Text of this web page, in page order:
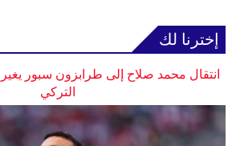
إخترنا لك
انتقال محمد صلاح إلى طرابزون سبور
التركي